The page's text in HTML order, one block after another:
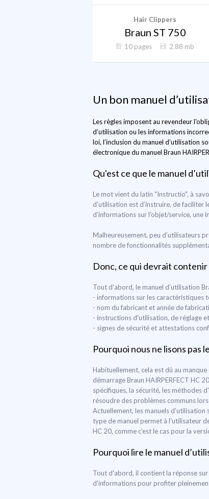
Hair Clippers
Braun ST 750
10 pages 2.88 mb
Un bon manuel
Les règles imposent au revendeur
d’utilisation ou les informations
loi, l’inclusion du manuel d’utilisation
électronique du manuel Braun
Qu'est ce que le manuel
Le mot vient du latin "Instructio", à
d’utilisation est d’instruire, de faciliter
d'informations sur l'objet/service, une
Malheureusement, peu d'utilisateurs
nombre de fonctionnalités
Donc, ce qui devrait
Tout d'abord, le manuel d’utilisation
- informations sur les caractéristiques
- nom du fabricant et année de
- instructions d'utilisation, de réglage
- signes de sécurité et attestations
Pourquoi nous ne lisons pas
Habituellement, cela est dû au
démarrage Braun HAIRPERFECT HC
spécifiques, la sécurité, les méthodes
résoudre des problèmes communs
Actuellement, les manuels
type de manuel permet à l'utilisateur
HC 20, comme c’est le cas pour la
Pourquoi lire le manuel
Tout d'abord, il contient la réponse
d'informations pour profiter